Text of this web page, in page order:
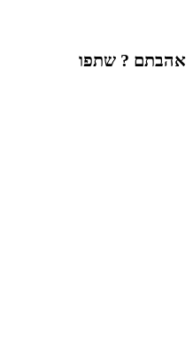
אהבתם ? שתפו